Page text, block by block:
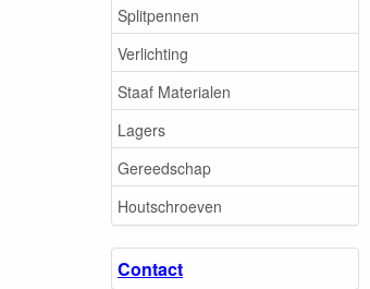
Splitpennen
Verlichting
Staaf Materialen
Lagers
Gereedschap
Houtschroeven
Contact